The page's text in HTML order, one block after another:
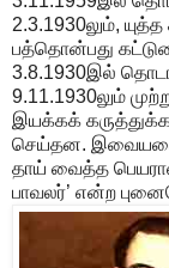
2.3.1930லும்,
பத்தொன்பது
3.8.1930இல்
9.11.1930லும்
இயக்கக்
செய்தன.
தாய் வைத்த
பாவலர்’ என்ற